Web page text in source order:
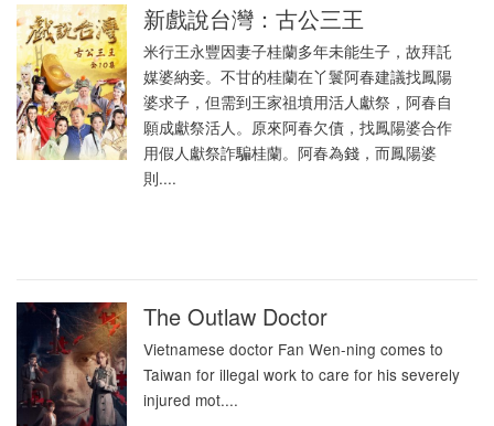
新戲說台灣：古公三王
米行王永豐因妻子桂蘭多年未能生子，故拜託
媒婆納妾。不甘的桂蘭在丫鬟阿春建議找鳳陽
婆求子，但需到王家祖墳用活人獻祭，阿春自
願成獻祭活人。原來阿春欠債，找鳳陽婆合作
用假人獻祭詐騙桂蘭。阿春為錢，而鳳陽婆
則....
The Outlaw Doctor
Vietnamese doctor Fan Wen-ning comes to
Taiwan for illegal work to care for his severely
injured mot....